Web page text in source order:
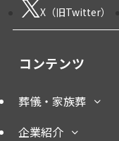
X（旧Twitter）
コンテンツ
葬儀・家族葬
企業紹介